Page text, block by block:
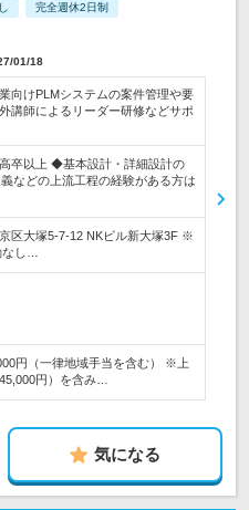
完全週休2日制
01/18
向けPLMシステムの案件管理や要
講師によるリーダー研修などサポ
卒以上 ◆基本設計・詳細設計の
などの上流工程の経験がある方は
区大塚5-7-12 NKビル新大塚3F ※
し…
円（一律地域手当を含む） ※上
円）を含み…
気になる